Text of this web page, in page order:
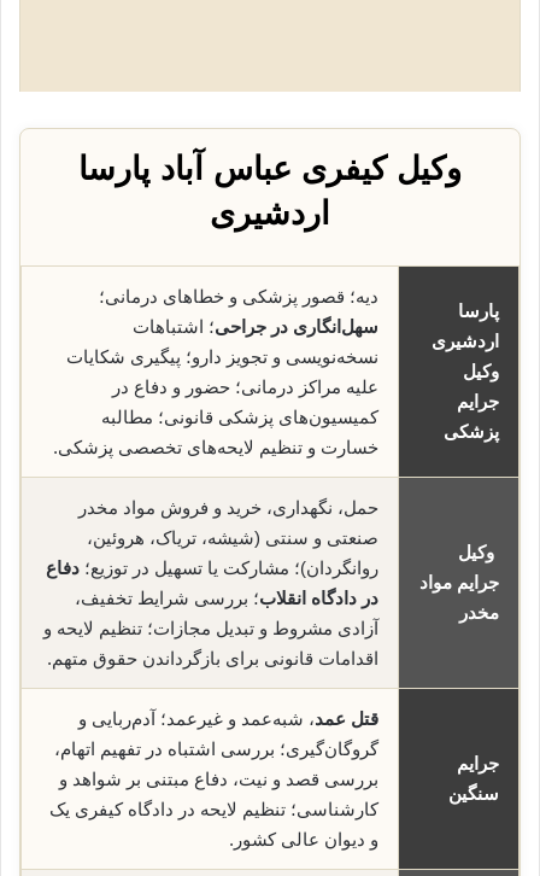
وکیل کیفری عباس آباد پارسا
اردشیری
پارسا
اردشیری
وکیل
جرایم
پزشکی
دیه؛ قصور پزشکی و خطاهای درمانی؛
سهل‌انگاری در جراحی؛ اشتباهات
نسخه‌نویسی و تجویز دارو؛ پیگیری شکایات
علیه مراکز درمانی؛ حضور و دفاع در
کمیسیون‌های پزشکی قانونی؛ مطالبه
خسارت و تنظیم لایحه‌های تخصصی پزشکی.
وکیل
جرایم مواد
مخدر
حمل، نگهداری، خرید و فروش مواد مخدر
صنعتی و سنتی (شیشه، تریاک، هروئین،
روانگردان)؛ مشارکت یا تسهیل در توزیع؛ دفاع
در دادگاه انقلاب؛ بررسی شرایط تخفیف،
آزادی مشروط و تبدیل مجازات؛ تنظیم لایحه و
اقدامات قانونی برای بازگرداندن حقوق متهم.
جرایم
سنگین
قتل عمد، شبه‌عمد و غیرعمد؛ آدم‌ربایی و
گروگان‌گیری؛ بررسی اشتباه در تفهیم اتهام،
بررسی قصد و نیت، دفاع مبتنی بر شواهد و
کارشناسی؛ تنظیم لایحه در دادگاه کیفری یک
و دیوان عالی کشور.